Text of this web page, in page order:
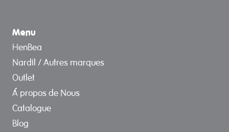
Menu
HenBea
Nardil / Autres marques
Outlet
Á propos de Nous
Catalogue
Blog